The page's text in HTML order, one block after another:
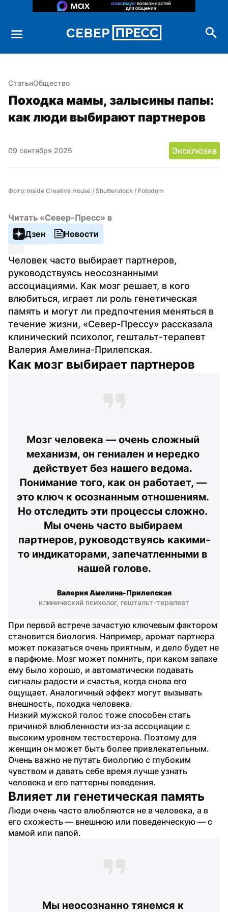
СтатьиОбщество
Походка мамы, залысины папы:
как люди выбирают партнеров
09 сентября 2025 Эксклюзив
Фото: Inside Creative House / Shutterstock / Fotodom
Читать «Север-Пресс» в
Дзен
Новости
Человек часто выбирает партнеров,
руководствуясь неосознанными
ассоциациями. Как мозг решает, в кого
влюбиться, играет ли роль генетическая
память и могут ли предпочтения меняться в
течение жизни, «Север-Прессу» рассказала
клинический психолог, гештальт-терапевт
Валерия Амелина-Прилепская.
Как мозг выбирает партнеров
Мозг человека — очень сложный
механизм, он гениален и нередко
действует без нашего ведома.
Понимание того, как он работает, —
это ключ к осознанным отношениям.
Но отследить эти процессы сложно.
Мы очень часто выбираем
партнеров, руководствуясь какими-
то индикаторами, запечатленными в
нашей голове.
Валерия Амелина-Прилепская
клинический психолог, гештальт-терапевт
При первой встрече зачастую ключевым фактором
становится биология. Например, аромат партнера
может показаться очень приятным, и дело будет не
в парфюме. Мозг может помнить, при каком запахе
ему было хорошо, и автоматически подавать
сигналы радости и счастья, когда снова его
ощущает. Аналогичный эффект могут вызывать
внешность, походка человека.
Низкий мужской голос тоже способен стать
причиной влюбленности из-за ассоциации с
высоким уровнем тестостерона. Поэтому для
женщин он может быть более привлекательным.
Очень важно не путать биологию с глубоким
чувством и давать себе время лучше узнать
человека и его паттерны поведения.
Влияет ли генетическая память
Люди очень часто влюбляются не в человека, а в
его схожесть — внешнюю или поведенческую — с
мамой или папой.
Мы неосознанно тянемся к